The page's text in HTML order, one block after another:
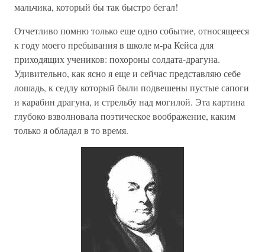
мальчика, который бы так быстро бегал!
Отчетливо помню только еще одно событие, относящееся
к году моего пребывания в школе м-ра Кейса для
приходящих учеников: похороны солдата-драгуна.
Удивительно, как ясно я еще и сейчас представляю себе
лошадь, к седлу который были подвешены пустые сапоги
и карабин драгуна, и стрельбу над могилой. Эта картина
глубоко взволновала поэтическое воображение, каким
только я обладал в то время.